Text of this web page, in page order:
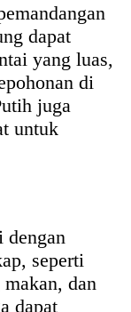
dapat
yang luas,
di
juga
untuk
dengan
seperti
dan
dapat